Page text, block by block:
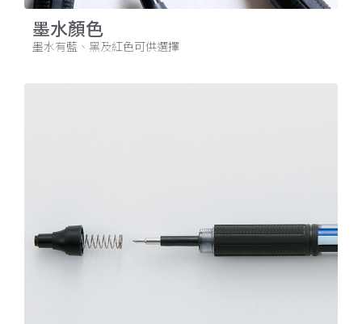
墨水顏色
墨水有藍、黑及紅色可供選擇